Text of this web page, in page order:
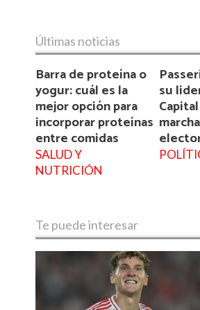
Últimas noticias
Barra de proteína o
yogur: cuál es la
mejor opción para
incorporar proteínas
entre comidas
SALUD Y
NUTRICIÓN
su
Te puede interesar